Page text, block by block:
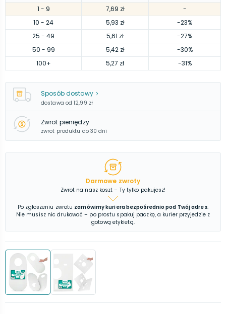
1 - 9 7,69 zł
-
10 - 24 5,93 zł
-23%
25 - 49 5,61 zł
-27%
50 - 99 5,42 zł
-30%
100+ 5,27 zł -31%
Sposób dostawy
dostawa od 12,99 zł
Zwrot pieniędzy
zwrot produktu do 30 dni
Darmowe zwroty
Zwrot na nasz koszt – Ty tylko pakujesz!
Po zgłoszeniu zwrotu zamówimy kuriera bezpośrednio pod Twój adres.
Nie musisz nic drukować – po prostu spakuj paczkę, a kurier przyjedzie z
gotową etykietą.